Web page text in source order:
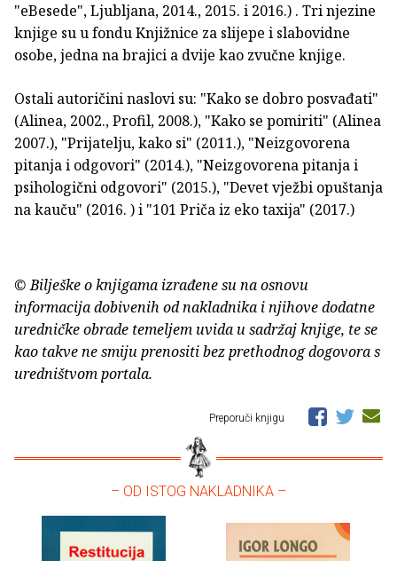
"eBesede", Ljubljana, 2014., 2015. i 2016.) . Tri njezine
knjige su u fondu Knjižnice za slijepe i slabovidne
osobe, jedna na brajici a dvije kao zvučne knjige.
Ostali autoričini naslovi su: "Kako se dobro posvađati"
(Alinea, 2002., Profil, 2008.), "Kako se pomiriti" (Alinea
2007.), "Prijatelju, kako si" (2011.), "Neizgovorena
pitanja i odgovori" (2014.), "Neizgovorena pitanja i
psihologični odgovori" (2015.), "Devet vježbi opuštanja
na kauču" (2016. ) i "101 Priča iz eko taxija" (2017.)
© Bilješke o knjigama izrađene su na osnovu
informacija dobivenih od nakladnika i njihove dodatne
uredničke obrade temeljem uvida u sadržaj knjige, te se
kao takve ne smiju prenositi bez prethodnog dogovora s
uredništvom portala.
Preporuči knjigu
– OD ISTOG NAKLADNIKA –